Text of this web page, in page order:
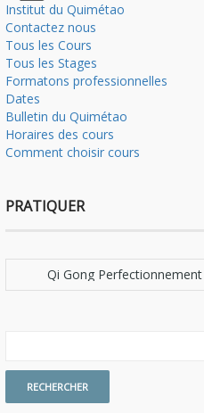
Institut du Quimétao
Contactez nous
Tous les Cours
Tous les Stages
Formatons professionnelles
Dates
Bulletin du Quimétao
Horaires des cours
Comment choisir cours
PRATIQUER